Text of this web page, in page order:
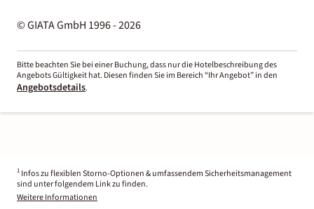
© GIATA GmbH 1996 - 2026
Bitte beachten Sie bei einer Buchung, dass nur die Hotelbeschreibung des
Angebots Gültigkeit hat. Diesen finden Sie im Bereich “Ihr Angebot” in den
Angebotsdetails.
1 Infos zu flexiblen Storno-Optionen & umfassendem Sicherheitsmanagement
sind unter folgendem Link zu finden.
Weitere Informationen